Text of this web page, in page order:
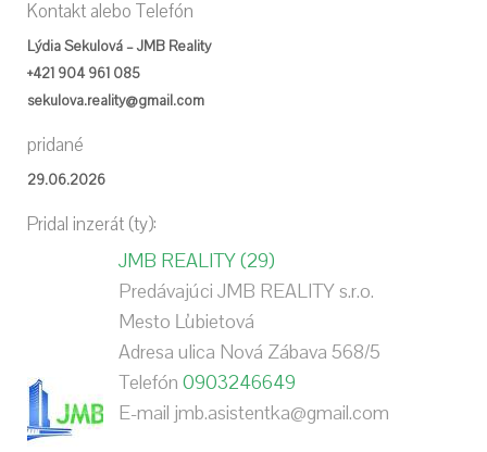
Kontakt alebo Telefón
Lýdia Sekulová – JMB Reality
+421 904 961 085
sekulova.reality@gmail.com
pridané
29.06.2026
Pridal inzerát (ty):
JMB REALITY(29)
Predávajúci JMB REALITY s.r.o.
Mesto Ľubietová
Adresa ulica Nová Zábava 568/5
Telefón 0903246649
E-mail jmb.asistentka@gmail.com